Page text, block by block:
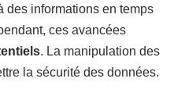
des informations en temps
ces avancées
. La manipulation des
la sécurité des données.